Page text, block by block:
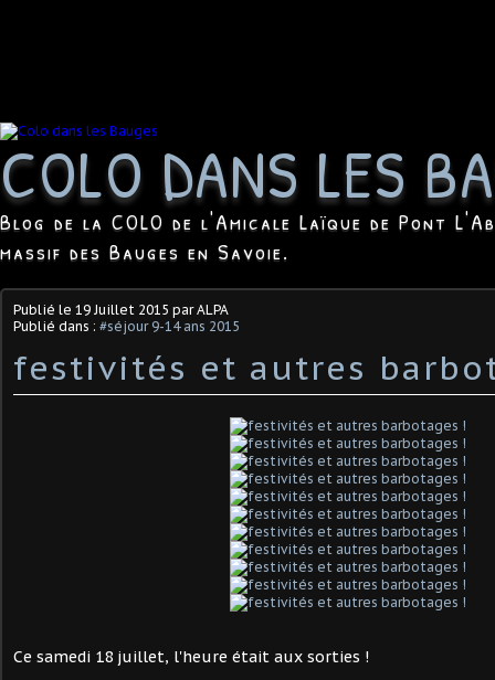
COLO DANS LES
Blog de la COLO de l'Amicale Laïque de Pont
massif des Bauges en Savoie.
Publié le 19 Juillet 2015 par ALPA
Publié dans : #séjour 9-14 ans 2015
festivités et autres
Ce samedi 18 juillet, l'heure était aux sorties !